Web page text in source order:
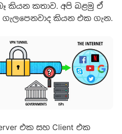
කියන කතාව. අපි බළමු ඒ
කියන එක ගැන.
එක සහ Client එක